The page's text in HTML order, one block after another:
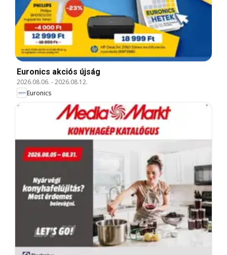
Euronics akciós újság
2026.08.06. -2026.08.12.
Euronics